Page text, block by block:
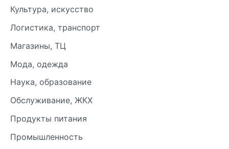
Культура, искусство
Логистика, транспорт
Магазины, ТЦ
Мода, одежда
Наука, образование
Обслуживание, ЖКХ
Продукты питания
Промышленность